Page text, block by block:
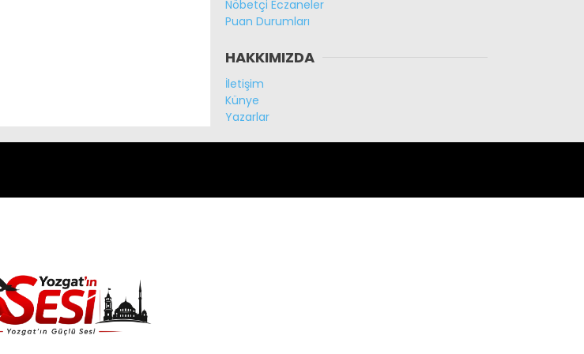
Nöbetçi Eczaneler
Puan Durumları
HAKKIMIZDA
İletişim
Künye
Yazarlar